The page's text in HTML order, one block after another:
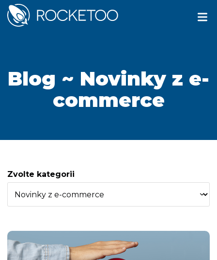
Blog ~ Novinky z e-
commerce
Zvolte kategorii